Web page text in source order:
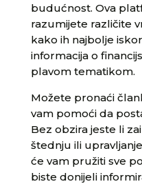
budućnost. Ova
razumijete različite
kako ih najbolje
informacija o
plavom tematikom.
Možete pronaći
vam pomoći da
Bez obzira jeste li
štednju ili
će vam pružiti sve
biste donijeli